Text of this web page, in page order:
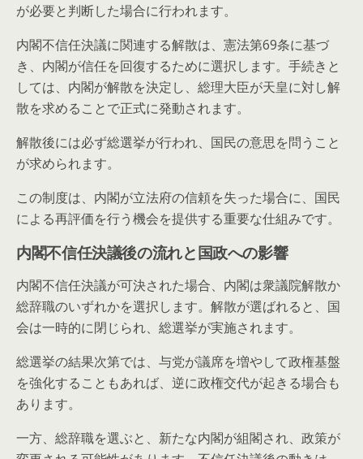
が必要と判断した場合に行われます。
内閣不信任決議に関連する解散は、憲法第69条に基づ
き、内閣が信任を回復するために選択します。手続きと
しては、内閣が解散を決定し、総理大臣が天皇に対し解
散を求めることで正式に発動されます。
解散後には必ず総選挙が行われ、国民の意思を問うこと
が求められます。
この制度は、内閣が立法府の信頼を失った場合に、国民
による再評価を行う機会を提供する重要な仕組みです。
内閣不信任決議後の流れと国政への影響
内閣不信任決議が可決された場合、内閣は衆議院解散か
総辞職のいずれかを選択します。解散が選ばれると、国
会は一時的に閉じられ、総選挙が実施されます。
総選挙の結果次第では、与党が議席を増やして政権基盤
を強化することもあれば、逆に政権交代が起きる場合も
あります。
一方、総辞職を選ぶと、新たな内閣が組閣され、政策が